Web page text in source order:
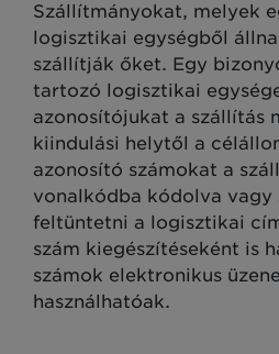
Szállítmányokat, melyek
logisztikai egységből
szállítják őket. Egy
tartozó logisztikai
azonosítójukat a szállítás
kiindulási helytől a
azonosító számokat a
vonalkódba kódolva vagy
feltüntetni a logisztikai
szám kiegészítéseként is
számok elektronikus
használhatóak.